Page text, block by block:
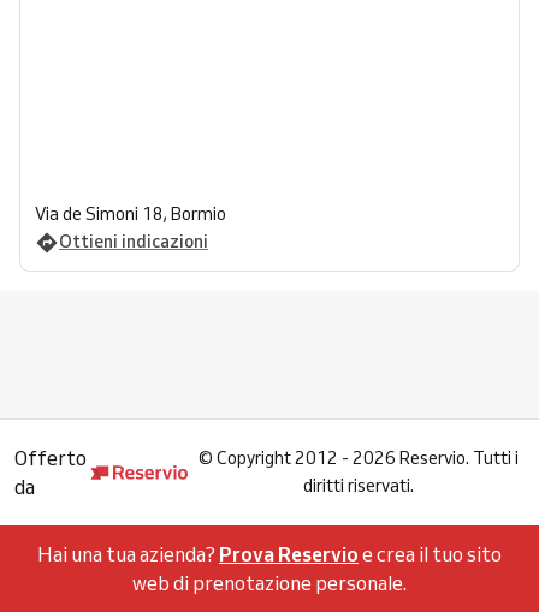
Via de Simoni 18, Bormio
Ottieni indicazioni
Offerto
da
© Copyright 2012 - 2026 Reservio. Tutti i
diritti riservati.
Hai una tua azienda? Prova Reservio e crea il tuo sito
web di prenotazione personale.